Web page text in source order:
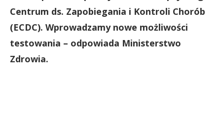
Centrum ds. Zapobiegania i Kontroli Chorób
(ECDC). Wprowadzamy nowe możliwości
testowania – odpowiada Ministerstwo
Zdrowia.